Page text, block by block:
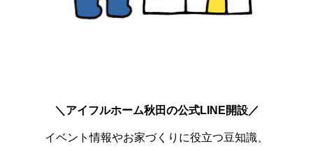
＼アイフルホーム秋田の公式LINE開設／
イベント情報やお家づくりに役立つ豆知識、